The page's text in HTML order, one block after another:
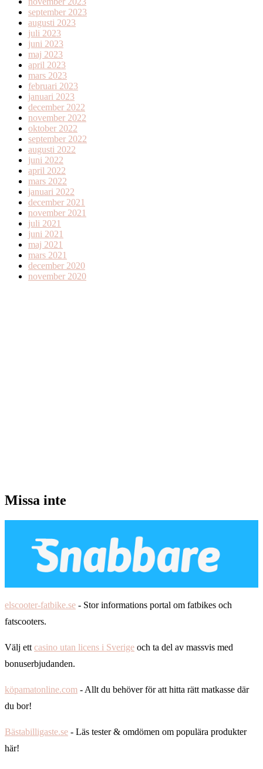
september 2023
augusti 2023
juli 2023
juni 2023
maj 2023
april 2023
mars 2023
februari 2023
januari 2023
december 2022
november 2022
oktober 2022
september 2022
augusti 2022
juni 2022
april 2022
mars 2022
januari 2022
december 2021
november 2021
juli 2021
juni 2021
maj 2021
mars 2021
december 2020
november 2020
Missa inte
elscooter-fatbike.se - Stor informations portal om fatbikes och
fatscooters.
Välj ett casino utan licens i Sverige och ta del av massvis med
bonuserbjudanden.
köpamatonline.com - Allt du behöver för att hitta rätt matkasse där
du bor!
Bästabilligaste.se - Läs tester & omdömen om populära produkter
här!